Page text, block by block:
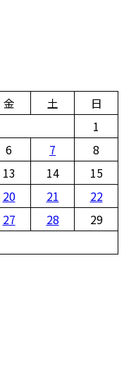
金 土
日
1
6 7
8
13 14
15
20 21
22
27 28
29